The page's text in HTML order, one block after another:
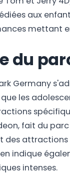
aux
mettant
du
Germany
les
fait du
des
indique
intenses.